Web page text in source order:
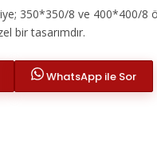
350*350/8 ve 400*400/8
bir tasarımdır.
WhatsApp ile Sor